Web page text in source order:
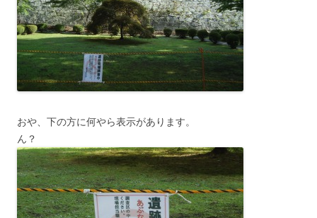
おや、下の方に何やら表示があります。
ん？